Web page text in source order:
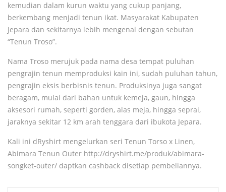
kemudian dalam kurun waktu yang cukup panjang,
berkembang menjadi tenun ikat. Masyarakat Kabupaten
Jepara dan sekitarnya lebih mengenal dengan sebutan
“Tenun Troso”.
Nama Troso merujuk pada nama desa tempat puluhan
pengrajin tenun memproduksi kain ini, sudah puluhan tahun,
pengrajin eksis berbisnis tenun. Produksinya juga sangat
beragam, mulai dari bahan untuk kemeja, gaun, hingga
aksesori rumah, seperti gorden, alas meja, hingga seprai,
jaraknya sekitar 12 km arah tenggara dari ibukota Jepara.
Kali ini dRyshirt mengelurkan seri Tenun Torso x Linen,
Abimara Tenun Outer http://dryshirt.me/produk/abimara-
songket-outer/ daptkan cashback disetiap pembeliannya.